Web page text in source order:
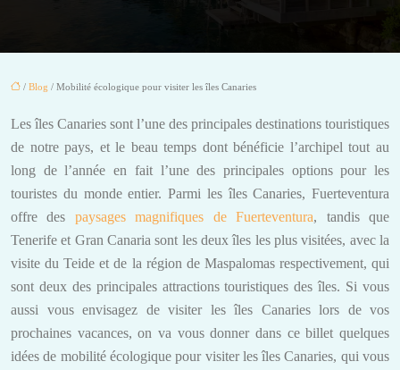
/ Blog / Mobilité écologique pour visiter les îles Canaries
Les îles Canaries sont l’une des principales destinations touristiques
de notre pays, et le beau temps dont bénéficie l’archipel tout au
long de l’année en fait l’une des principales options pour les
touristes du monde entier. Parmi les îles Canaries, Fuerteventura
offre des paysages magnifiques de Fuerteventura, tandis que
Tenerife et Gran Canaria sont les deux îles les plus visitées, avec la
visite du Teide et de la région de Maspalomas respectivement, qui
sont deux des principales attractions touristiques des îles. Si vous
aussi vous envisagez de visiter les îles Canaries lors de vos
prochaines vacances, on va vous donner dans ce billet quelques
idées de mobilité écologique pour visiter les îles Canaries, qui vous